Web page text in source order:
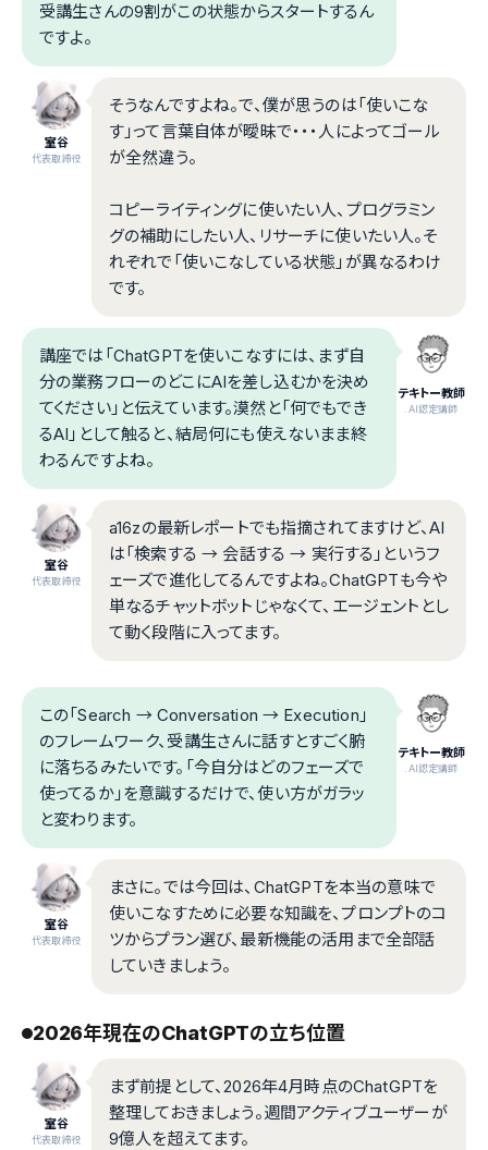
受講生さんの9割がこの状態からスタートするん
ですよ。
室谷
代表取締役
そうなんですよね。で、僕が思うのは「使いこな
す」って言葉自体が曖昧で・・・人によってゴール
が全然違う。
コピーライティングに使いたい人、プログラミン
グの補助にしたい人、リサーチに使いたい人。そ
れぞれで「使いこなしている状態」が異なるわけ
です。
テキトー教師
.AI認定講師
講座では「ChatGPTを使いこなすには、まず自
分の業務フローのどこにAIを差し込むかを決め
てください」と伝えています。漠然と「何でもでき
るAI」として触ると、結局何にも使えないまま終
わるんですよね。
室谷
代表取締役
a16zの最新レポートでも指摘されてますけど、AI
は「検索する → 会話する → 実行する」というフ
ェーズで進化してるんですよね。ChatGPTも今や
単なるチャットボットじゃなくて、エージェントとし
て動く段階に入ってます。
テキトー教師
.AI認定講師
この「Search → Conversation → Execution」
のフレームワーク、受講生さんに話すとすごく腑
に落ちるみたいです。「今自分はどのフェーズで
使ってるか」を意識するだけで、使い方がガラッ
と変わります。
室谷
代表取締役
まさに。では今回は、ChatGPTを本当の意味で
使いこなすために必要な知識を、プロンプトのコ
ツからプラン選び、最新機能の活用まで全部話
していきましょう。
2026年現在のChatGPTの立ち位置
室谷
代表取締役
まず前提として、2026年4月時点のChatGPTを
整理しておきましょう。週間アクティブユーザーが
9億人を超えてます。